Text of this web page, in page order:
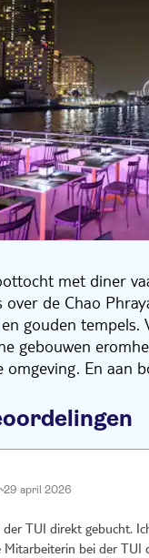
met diner
over de Chao
gouden
gebouwen
omgeving. En aan
29 april 2026
TUI direkt gebucht.
Mitarbeiterin bei der TUI